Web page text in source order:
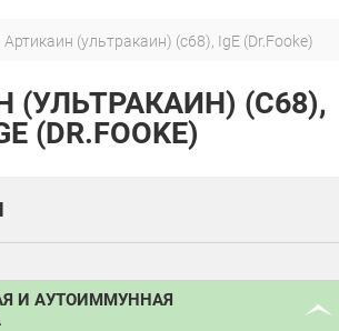
Артикаин (ультракаин) (c68), IgE (Dr.Fooke)
(УЛЬТРАКАИН) (C68),
(DR.FOOKE)
И АУТОИММУННАЯ